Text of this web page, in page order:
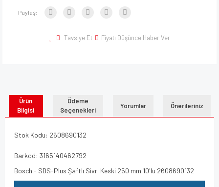
Paylaş:
Tavsiye Et Fiyatı Düşünce Haber Ver
Ürün
Bilgisi
Ödeme
Seçenekleri
Yorumlar Önerileriniz
Stok Kodu: 2608690132
Barkod: 3165140462792
Bosch - SDS-Plus Şaftlı Sivri Keski 250 mm 10'lu 2608690132